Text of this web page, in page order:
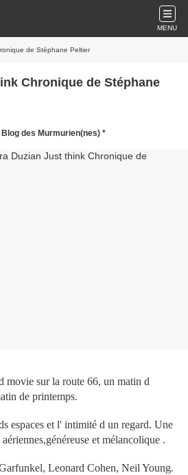
MENU
de Stéphane Peltier
des Murmurien(nes) *
movie sur la route 66, un matin d
de printemps.
espaces et l' intimité d un regard. Une
et mélancolique .
Leonard Cohen, Neil Young.